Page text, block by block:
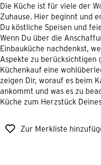
Die Küche ist für viele der
Zuhause. Hier beginnt und
Du köstliche Speisen und
Wenn Du über die
Einbauküche nachdenkst,
Aspekte zu berücksichtigen
Küchenkauf eine
zeigen Dir, worauf es beim
ankommt und was es zu
Küche zum Herzstück
Zur Merkliste